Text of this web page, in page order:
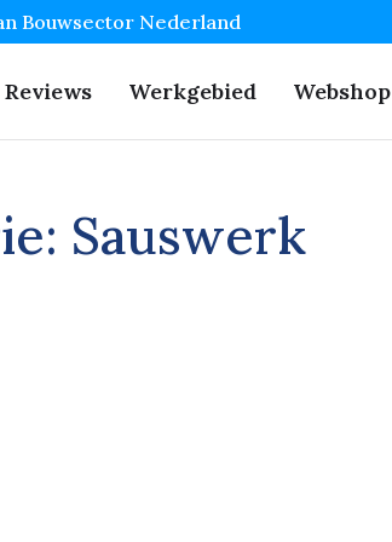
Bouwsector Nederland
Werkgebied Webshop
Sauswerk